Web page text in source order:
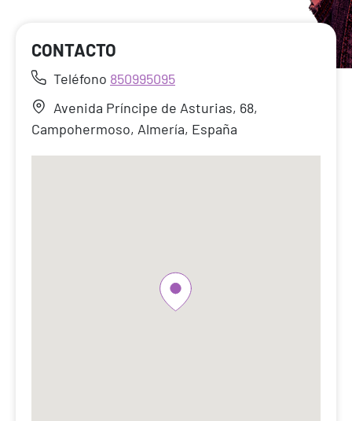
CONTACTO
Teléfono 850995095
Avenida Príncipe de Asturias, 68,
Campohermoso, Almería, España